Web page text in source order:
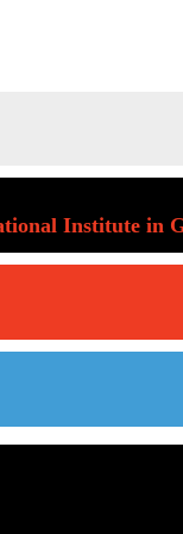
Institute in